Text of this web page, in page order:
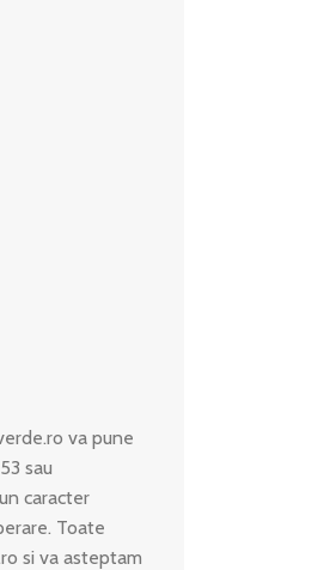
va pune
sau
caracter
Toate
si va asteptam